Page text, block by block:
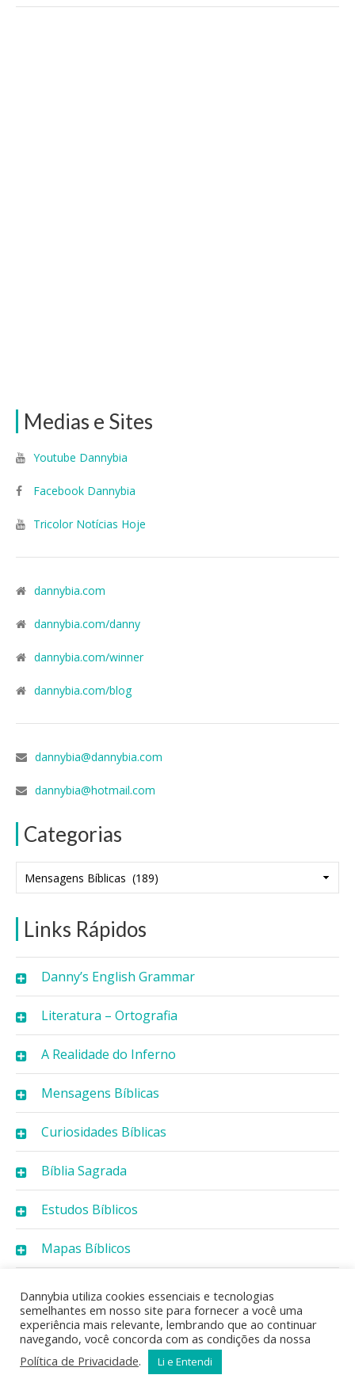
Medias e Sites
Youtube Dannybia
Facebook Dannybia
Tricolor Notícias Hoje
dannybia.com
dannybia.com/danny
dannybia.com/winner
dannybia.com/blog
dannybia@dannybia.com
dannybia@hotmail.com
Categorias
Links Rápidos
Danny’s English Grammar
Literatura – Ortografia
A Realidade do Inferno
Mensagens Bíblicas
Curiosidades Bíblicas
Bíblia Sagrada
Estudos Bíblicos
Mapas Bíblicos
Bíblia Online
Vídeos
Dannybia utiliza cookies essenciais e tecnologias
semelhantes em nosso site para fornecer a você uma
experiência mais relevante, lembrando que ao continuar
navegando, você concorda com as condições da nossa
Política de Privacidade. Li e Entendi